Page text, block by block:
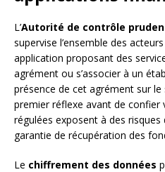
L’Autorité de contrôle
supervise l’ensemble des
application proposant des
agrément ou s’associer à un
présence de cet agrément sur le
premier réflexe avant de confier
régulées exposent à des
garantie de récupération des
Le chiffrement des données